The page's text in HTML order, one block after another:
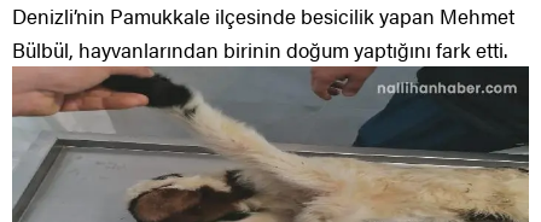
Denizli’nin Pamukkale ilçesinde besicilik yapan Mehmet
Bülbül, hayvanlarından birinin doğum yaptığını fark etti.